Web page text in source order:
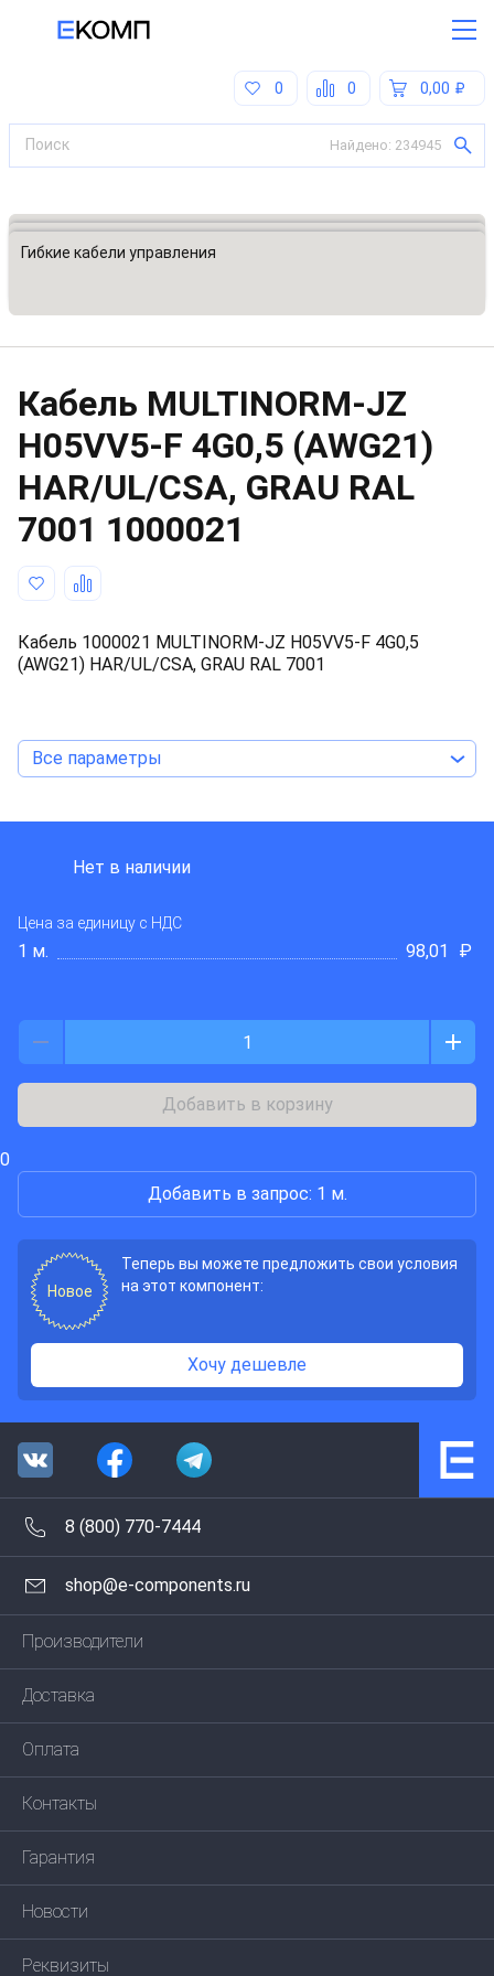
0,00
0
0
Найдено: 234945
Все категории
Кабели, кабельные сборки
Гибкие кабели управления
Кабель MULTINORM-JZ
H05VV5-F 4G0,5 (AWG21)
HAR/UL/CSA, GRAU RAL
7001 1000021
Кабель 1000021 MULTINORM-JZ H05VV5-F 4G0,5
(AWG21) HAR/UL/CSA, GRAU RAL 7001
Все параметры
TKD KABELНет в наличии
Цена за единицу с НДС
1 м. 98,01 ₽
Добавить в корзину
0
Добавить в запрос: 1 м.
Новое
Теперь вы можете предложить свои условия
на этот компонент:
Хочу дешевле
8 (800) 770-7444
shop@e-components.ru
Производители
Доставка
Оплата
Контакты
Гарантия
Новости
Реквизиты